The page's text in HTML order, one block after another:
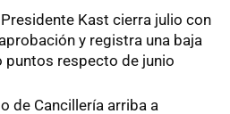
Kast cierra julio con
y registra una baja
puntos respecto de junio
de Cancillería arriba a